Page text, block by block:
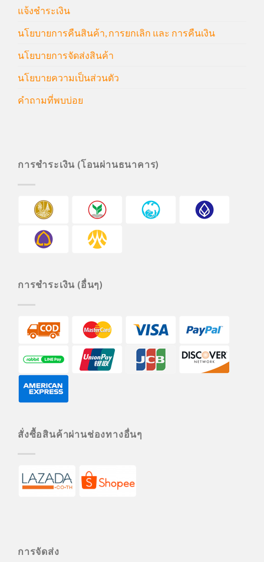
แจ้งชำระเงิน
นโยบายการคืนสินค้า, การยกเลิก และ การคืนเงิน
นโยบายการจัดส่งสินค้า
นโยบายความเป็นส่วนตัว
คำถามที่พบบ่อย
การชำระเงิน (โอนผ่านธนาคาร)
การชำระเงิน (อื่นๆ)
สั่งซื้อสินค้าผ่านช่องทางอื่นๆ
การจัดส่ง